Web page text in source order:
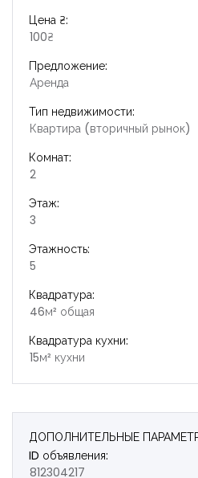
Цена ₴:
100₴
Предложение:
Аренда
Тип недвижимости:
Квартира (вторичный рынок)
Комнат:
2
Этаж:
3
Этажность:
5
Квадратура:
46м² общая
Квадратура кухни:
15м² кухни
ДОПОЛНИТЕЛЬНЫЕ
ID объявления:
812304217